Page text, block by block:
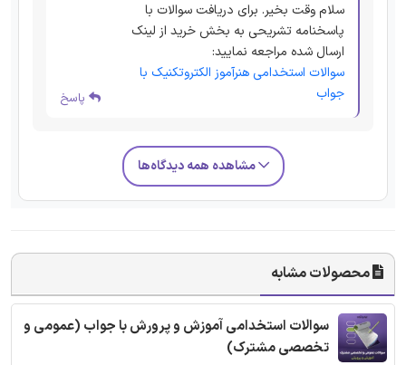
سلام وقت بخیر. برای دریافت سوالات با
پاسخنامه تشریحی به بخش خرید از لینک
ارسال شده مراجعه نمایید:
سوالات استخدامی هنرآموز الکتروتکنیک با
جواب
پاسخ
مشاهده همه دیدگاه‌ها
محصولات مشابه
سوالات استخدامی آموزش و پرورش با جواب (عمومی و
تخصصی مشترک)